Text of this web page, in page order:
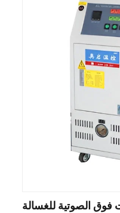
فوق الصوتية للغسالة